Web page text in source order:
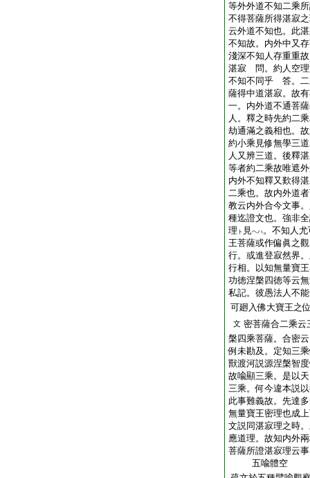
等外外道不知二乘
不得菩薩所得湛寂
云外道不知也。此
不知故。内外中又
淺深不知人存重重
湛寂 問。約人空理
不知不同乎 答。二
薩得中道湛寂。故
一。内外道不通菩
人。釋之時先約二
劫通滿之義相也。
約小乘見修無學三
人又辨三道。後釋
等者約二乘故唯遮
内外不知釋又歎得
二乘也。故内外道
教云内外合今文事
種迄證文也。強非
理 ト 見ヘハ。不知人
王菩薩或作偏眞之
行。或進登寂然界
行相。以知無量寶
功徳涅槃四徳等云
私記。彼愚法人不
可廻入佛大寶王之
文 密菩薩合二乘云
槃四乘菩薩。合密
例未勘及。定知三
獸渡河説源涅槃智
故喩顯三乘。是以
三乘。何今違本説
此事難義故。先達
無量寶王密理也成
文説同湛寂理之時
應道理。故知内外
菩薩所證湛寂理云事
五喩體空